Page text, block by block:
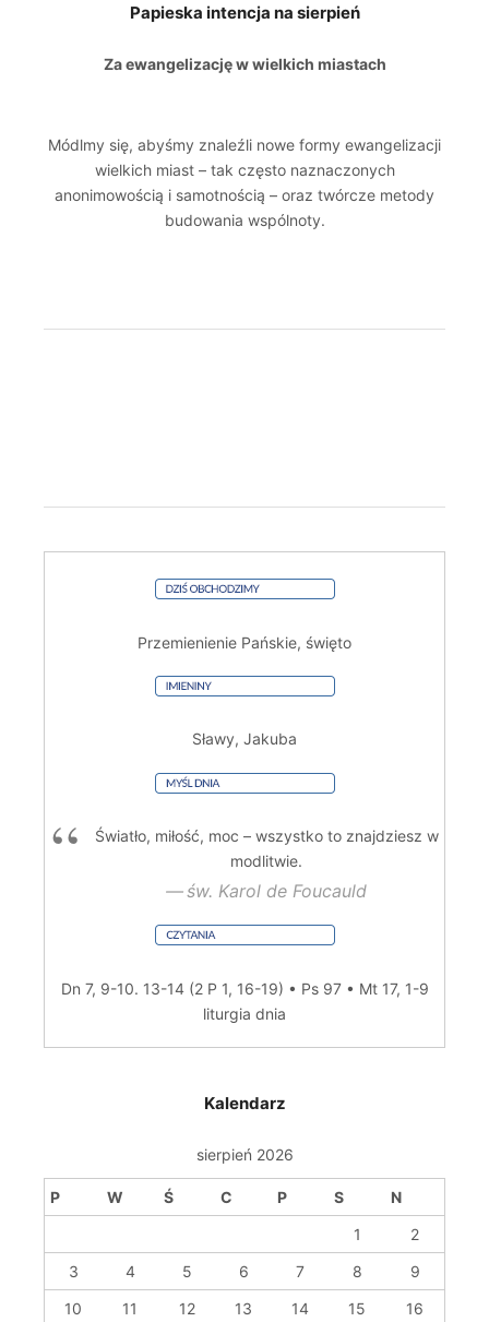
Papieska intencja na sierpień
Za ewangelizację w wielkich miastach
Módlmy się, abyśmy znaleźli nowe formy ewangelizacji
wielkich miast – tak często naznaczonych
anonimowością i samotnością – oraz twórcze metody
budowania wspólnoty.
Przemienienie Pańskie, święto
Sławy, Jakuba
Światło, miłość, moc – wszystko to znajdziesz w
modlitwie.
św. Karol de Foucauld
Dn 7, 9-10. 13-14 (2 P 1, 16-19) • Ps 97 • Mt 17, 1-9
liturgia dnia
Kalendarz
sierpień 2026
P W Ś C P S
N
1
2
3
4 5 6 7 8
9
10
11 12 13 14 15
16